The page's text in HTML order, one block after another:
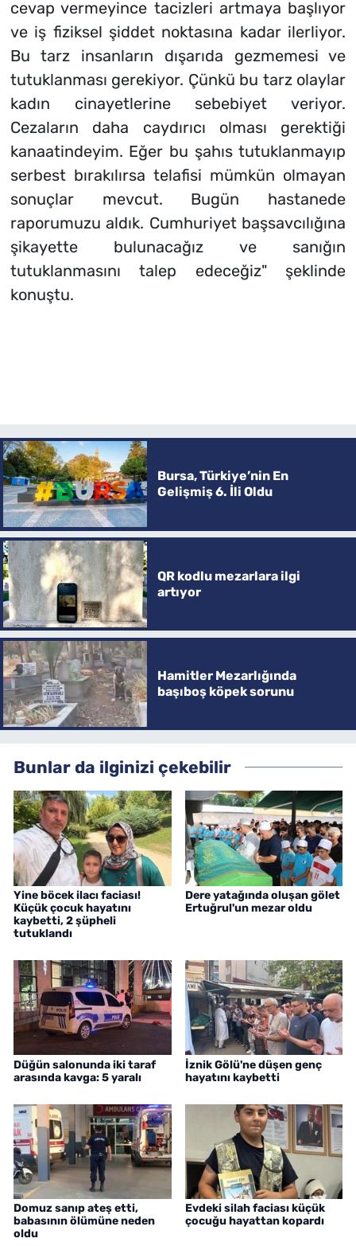
cevap vermeyince tacizleri artmaya başlıyor
ve iş fiziksel şiddet noktasına kadar ilerliyor.
Bu tarz insanların dışarıda gezmemesi ve
tutuklanması gerekiyor. Çünkü bu tarz olaylar
kadın cinayetlerine sebebiyet veriyor.
Cezaların daha caydırıcı olması gerektiği
kanaatindeyim. Eğer bu şahıs tutuklanmayıp
serbest bırakılırsa telafisi mümkün olmayan
sonuçlar mevcut. Bugün hastanede
raporumuzu aldık. Cumhuriyet başsavcılığına
şikayette bulunacağız ve sanığın
tutuklanmasını talep edeceğiz" şeklinde
konuştu.
Bursa, Türkiye’nin En
Gelişmiş 6. İli Oldu
QR kodlu mezarlara ilgi
artıyor
Hamitler Mezarlığında
başıboş köpek sorunu
Bunlar da ilginizi çekebilir
Yine böcek ilacı faciası!
Küçük çocuk hayatını
kaybetti, 2 şüpheli
tutuklandı
Dere yatağında oluşan gölet
Ertuğrul'un mezar oldu
Düğün salonunda iki taraf
arasında kavga: 5 yaralı
İznik Gölü'ne düşen genç
hayatını kaybetti
Domuz sanıp ateş etti,
babasının ölümüne neden
oldu
Evdeki silah faciası küçük
çocuğu hayattan kopardı